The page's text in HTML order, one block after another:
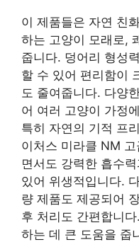
이 제품들은 자연 친
하는 고양이 모래로,
줍니다. 덩어리 형성
할 수 있어 편리함이
도 줄여줍니다. 다양
어 여러 고양이 가정
특히 자연의 기적 프
이처스 미라클 NM
면서도 강력한 흡수
있어 위생적입니다.
량 제품도 제공되어
후 처리도 간편합니
하는 데 큰 도움을 줍